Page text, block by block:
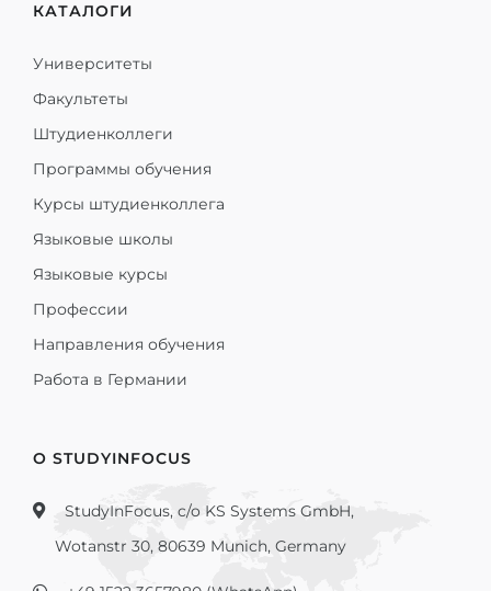
КАТАЛОГИ
Университеты
Факультеты
Штудиенколлеги
Программы обучения
Курсы штудиенколлега
Языковые школы
Языковые курсы
Профессии
Направления обучения
Работа в Германии
О STUDYINFOCUS
StudyInFocus, c/o KS Systems GmbH,
Wotanstr 30, 80639 Munich, Germany